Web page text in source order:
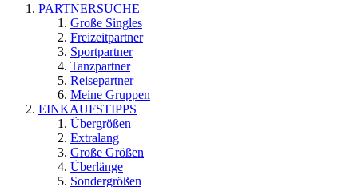
PARTNERSUCHE
Große Singles
Freizeitpartner
Sportpartner
Tanzpartner
Reisepartner
Meine Gruppen
EINKAUFSTIPPS
Übergrößen
Extralang
Große Größen
Überlänge
Sondergrößen